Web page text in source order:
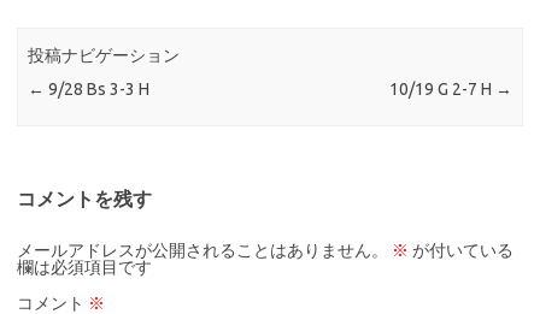
投稿ナビゲーション
← 9/28 Bs 3-3 H 10/19 G 2-7 H →
コメントを残す
メールアドレスが公開されることはありません。 ※ が付いている
欄は必須項目です
コメント ※